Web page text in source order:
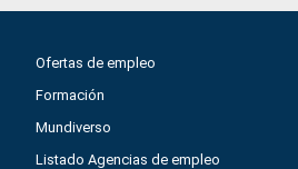
Ofertas de empleo
Formación
Mundiverso
Listado Agencias de empleo